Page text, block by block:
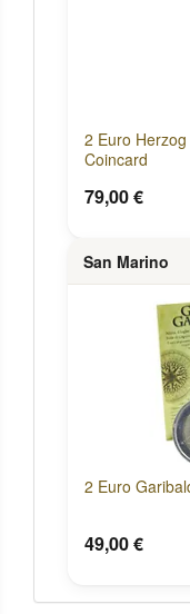
2 Euro
Coincard
79,00 €
San Marino
2 Euro
49,00 €